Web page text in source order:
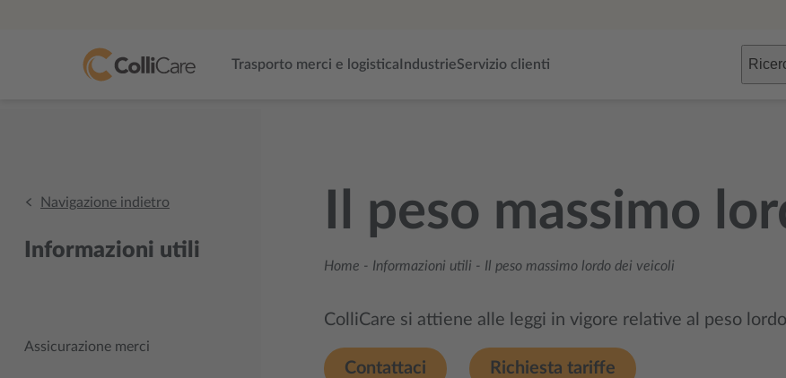
Trasporto merci e logistica IndustrieServizio clienti
Navigazione indietro
Informazioni utili
Assicurazione merci
Il peso massimo
Home - Informazioni utili - Il peso massimo lordo dei veicoli
ColliCare si attiene alle leggi in vigore relative al peso
Contattaci Richiesta tariffe